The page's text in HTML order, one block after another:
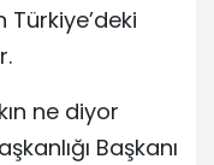
Türkiye’deki
ne diyor
Başkanı